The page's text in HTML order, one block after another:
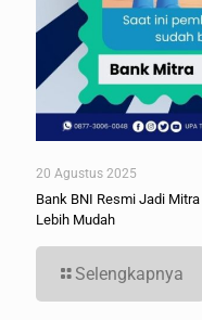
20 Agustus 2025
Bank BNI Resmi Jadi
Lebih Mudah
Selengkapnya